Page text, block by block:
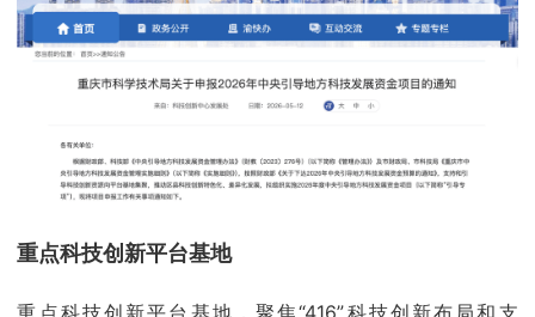
重点科技创新平台基地